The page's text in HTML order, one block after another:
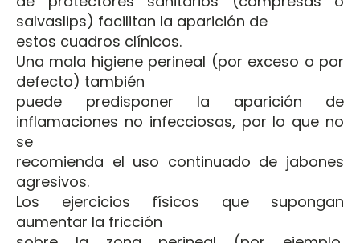
salvaslips) facilitan la aparición de
estos cuadros clínicos.
Una mala higiene perineal (por exceso o por
defecto) también
puede predisponer la aparición de
inflamaciones no infecciosas, por lo que no
se
recomienda el uso continuado de jabones
agresivos.
Los ejercicios físicos que supongan
aumentar la fricción